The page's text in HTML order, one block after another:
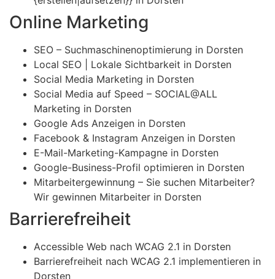
Online Marketing
SEO – Suchmaschinenoptimierung in Dorsten
Local SEO | Lokale Sichtbarkeit in Dorsten
Social Media Marketing in Dorsten
Social Media auf Speed – SOCIAL@ALL
Marketing in Dorsten
Google Ads Anzeigen in Dorsten
Facebook & Instagram Anzeigen in Dorsten
E-Mail-Marketing-Kampagne in Dorsten
Google-Business-Profil optimieren in Dorsten
Mitarbeitergewinnung – Sie suchen Mitarbeiter?
Wir gewinnen Mitarbeiter in Dorsten
Barrierefreiheit
Accessible Web nach WCAG 2.1 in Dorsten
Barrierefreiheit nach WCAG 2.1 implementieren in
Dorsten